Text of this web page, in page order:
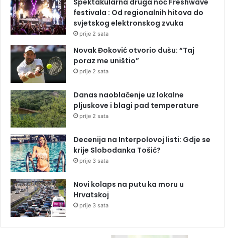
festivala : Od regionalnih hitova do
svjetskog elektronskog zvuka
prije 2 sata
Novak Đoković otvorio dušu: “Taj
poraz me uništio”
prije 2 sata
Danas naoblačenje uz lokalne
pljuskove i blagi pad temperature
prije 2 sata
Decenija na Interpolovoj listi: Gdje se
krije Slobodanka Tošić?
prije 3 sata
Novi kolaps na putu ka moru u
Hrvatskoj
prije 3 sata